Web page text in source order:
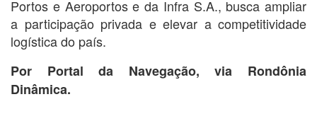
Portos e Aeroportos e da Infra S.A., busca ampliar
a participação privada e elevar a competitividade
logística do país.
Por Portal da Navegação, via Rondônia
Dinâmica.